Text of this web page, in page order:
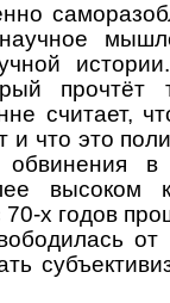
прочтёт
считает,
что это
в
высоком
х годов
от